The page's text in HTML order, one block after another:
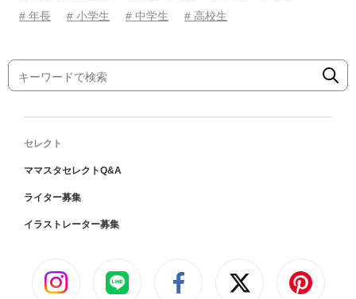
# 年長
# 小学生 # 中学生 # 高校生
セレクト
ママスタセレクトQ&A
ライター募集
イラストレーター募集